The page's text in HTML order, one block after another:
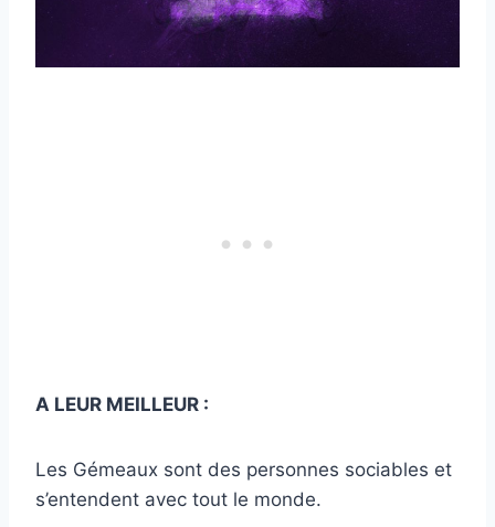
A LEUR MEILLEUR :
Les Gémeaux sont des personnes sociables et
s’entendent avec tout le monde.